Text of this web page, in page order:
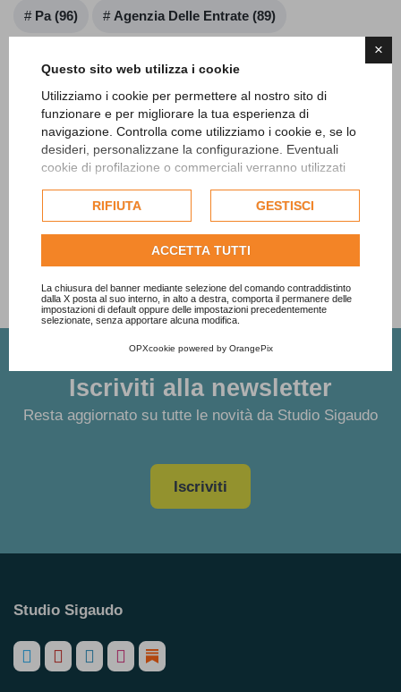
×
Questo sito web utilizza i cookie
Utilizziamo i cookie per permettere al nostro sito di
funzionare e per migliorare la tua esperienza di
navigazione. Controlla come utilizziamo i cookie e, se lo
desideri, personalizzane la configurazione. Eventuali
cookie di profilazione o commerciali verranno utilizzati
dell'utente e, se consentito, potrebbero essere utilizzati
per personalizzare gli annunci pubblicitari. Per ulteriori
informazioni su come Google utilizza i dati raccolti,
politica sulla privacy di Google
Consulta l'informativa cookie completa.
RIFIUTA GESTISCI
ACCETTA TUTTI
La chiusura del banner mediante selezione del comando contraddistinto
dalla X posta al suo interno, in alto a destra, comporta il permanere delle
impostazioni di default oppure delle impostazioni precedentemente
selezionate, senza apportare alcuna modifica.
OPXcookie powered by OrangePix
Pa (96) Agenzia Delle Entrate (89)
Ufficio Tecnico (84) Comune (82)
Cassazione (78) Privacy (66)
Patto Di Stabilità (65) Rendiconto (60)
(Rimasti:577)
Iscriviti alla newsletter
Resta aggiornato su tutte le novità da Studio Sigaudo
Iscriviti
Studio Sigaudo